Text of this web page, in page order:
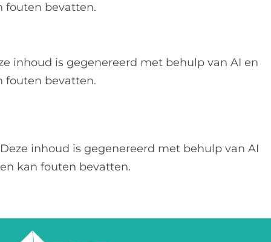
fouten bevatten.
inhoud is gegenereerd met behulp van AI en
fouten bevatten.
Deze inhoud is gegenereerd met behulp van AI
en kan fouten bevatten.